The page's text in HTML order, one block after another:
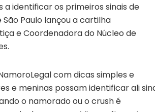
identificar os primeiros sinais de
São Paulo lançou a cartilha
e Coordenadora do Núcleo de
com dicas simples e
e meninas possam identificar ali
o namorado ou o crush é